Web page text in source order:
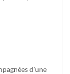
d'une